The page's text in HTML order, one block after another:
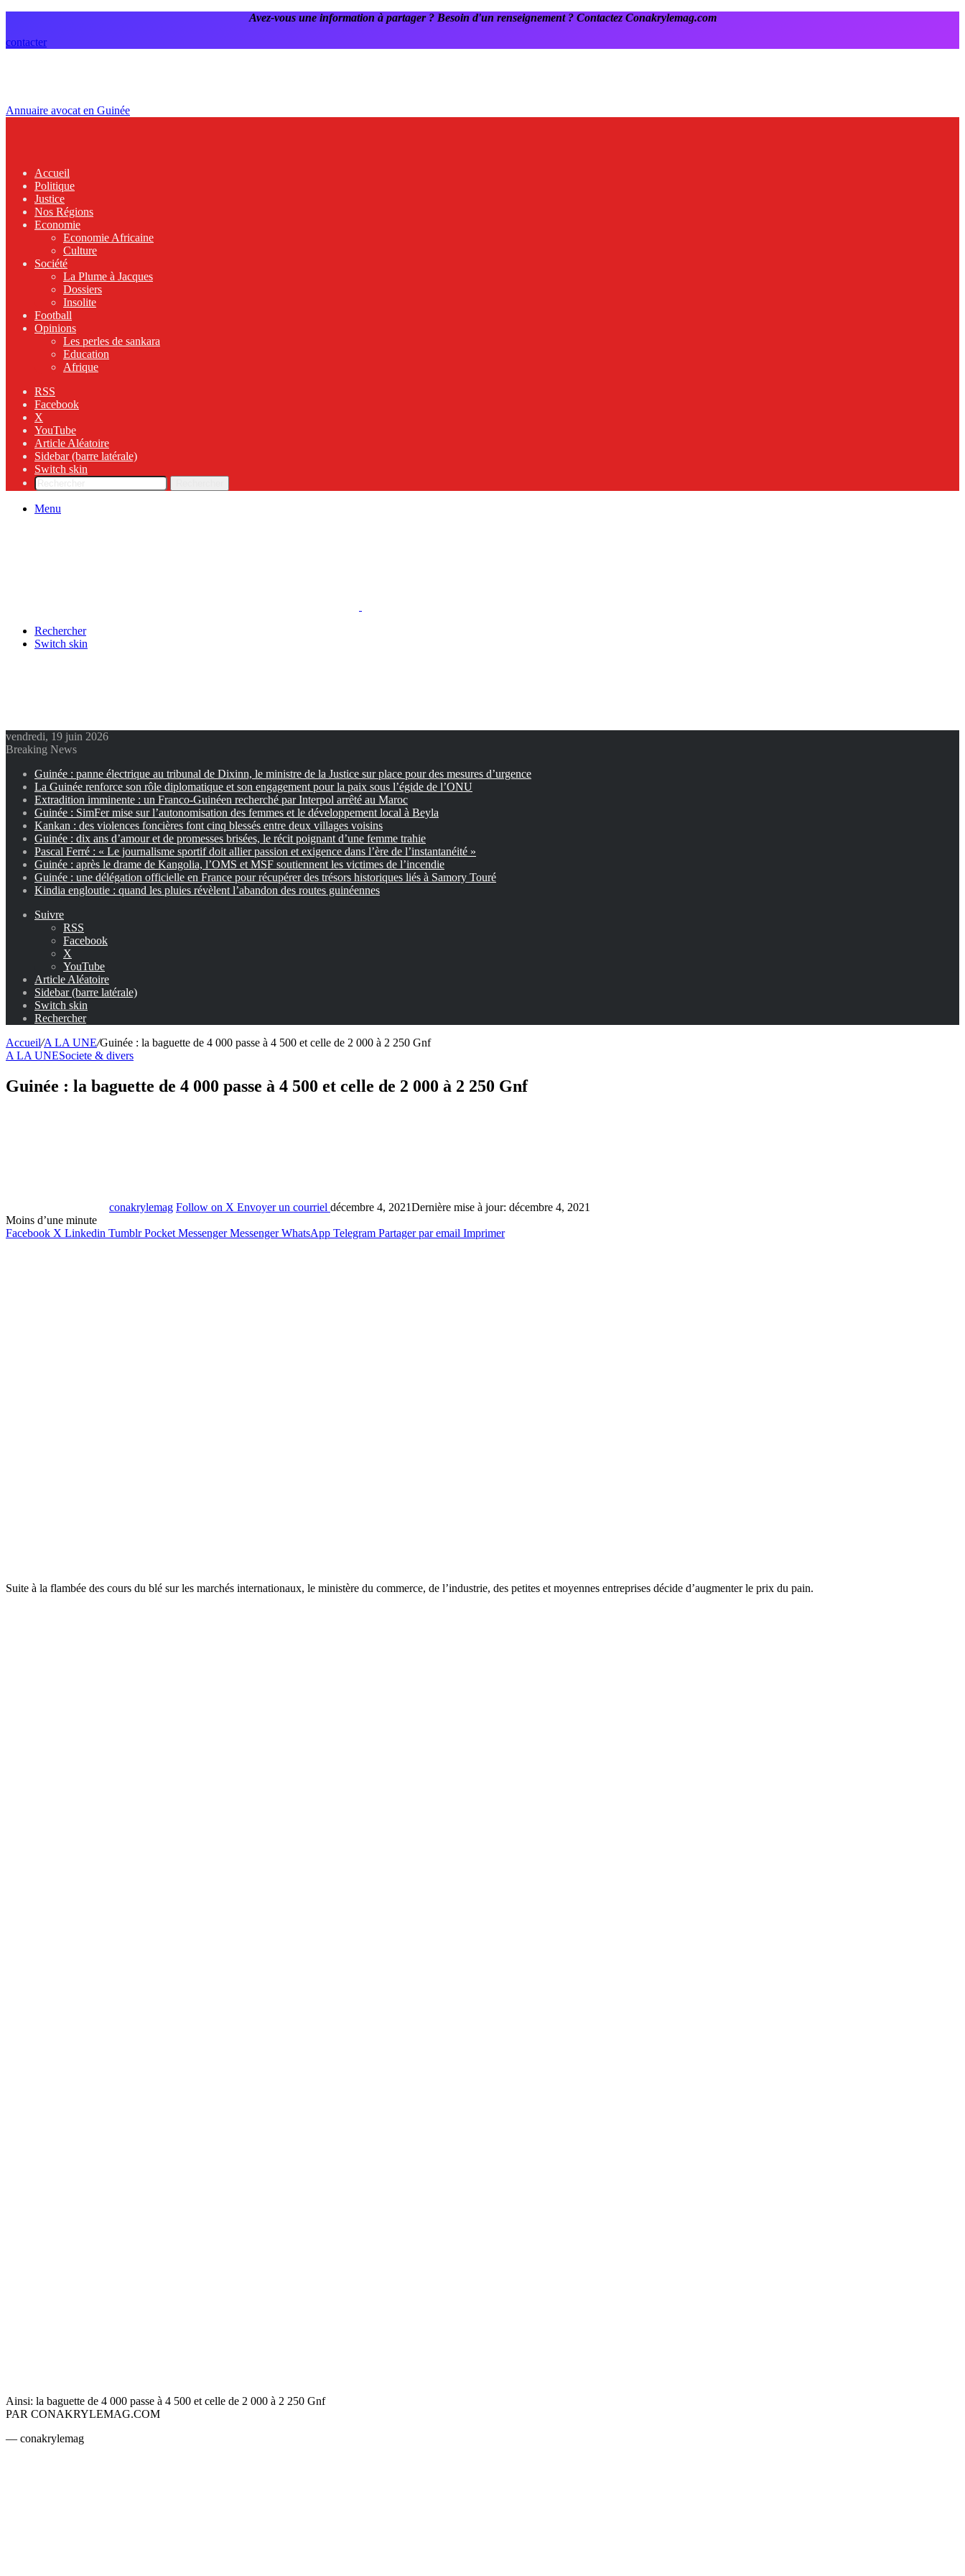
Avez-vous une information à partager ? Besoin d'un renseignement ? Contactez Conakrylemag.com
contacter
Annuaire avocat en Guinée
Accueil
Politique
Justice
Nos Régions
Economie
Economie Africaine
Culture
Société
La Plume à Jacques
Dossiers
Insolite
Football
Opinions
Les perles de sankara
Education
Afrique
RSS
Facebook
X
YouTube
Article Aléatoire
Sidebar (barre latérale)
Switch skin
Menu
Rechercher
Switch skin
vendredi, 19 juin 2026
Breaking News
Guinée : panne électrique au tribunal de Dixinn, le ministre de la Justice sur place pour des mesures d’urgence
La Guinée renforce son rôle diplomatique et son engagement pour la paix sous l’égide de l’ONU
Extradition imminente : un Franco-Guinéen recherché par Interpol arrêté au Maroc
Guinée : SimFer mise sur l’autonomisation des femmes et le développement local à Beyla
Kankan : des violences foncières font cinq blessés entre deux villages voisins
Guinée : dix ans d’amour et de promesses brisées, le récit poignant d’une femme trahie
Pascal Ferré : « Le journalisme sportif doit allier passion et exigence dans l’ère de l’instantanéité »
Guinée : après le drame de Kangolia, l’OMS et MSF soutiennent les victimes de l’incendie
Guinée : une délégation officielle en France pour récupérer des trésors historiques liés à Samory Touré
Kindia engloutie : quand les pluies révèlent l’abandon des routes guinéennes
Suivre
RSS
Facebook
X
YouTube
Article Aléatoire
Sidebar (barre latérale)
Switch skin
Rechercher
Accueil/A LA UNE/Guinée : la baguette de 4 000 passe à 4 500 et celle de 2 000 à 2 250 Gnf
A LA UNESociete & divers
Guinée : la baguette de 4 000 passe à 4 500 et celle de 2 000 à 2 250 Gnf
conakrylemag Follow on X Envoyer un courriel décembre 4, 2021Dernière mise à jour: décembre 4, 2021
Moins d’une minute
Facebook X Linkedin Tumblr Pocket Messenger Messenger WhatsApp Telegram Partager par email Imprimer
Suite à la flambée des cours du blé sur les marchés internationaux, le ministère du commerce, de l’industrie, des petites et moyennes entreprises décide d’augmenter le prix du pain.
Ainsi: la baguette de 4 000 passe à 4 500 et celle de 2 000 à 2 250 Gnf
PAR CONAKRYLEMAG.COM
— conakrylemag